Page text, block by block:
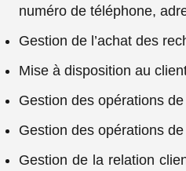
numéro de téléphone,
Gestion de l’achat des
Mise à disposition au
Gestion des opérations
Gestion des opérations
Gestion de la relation